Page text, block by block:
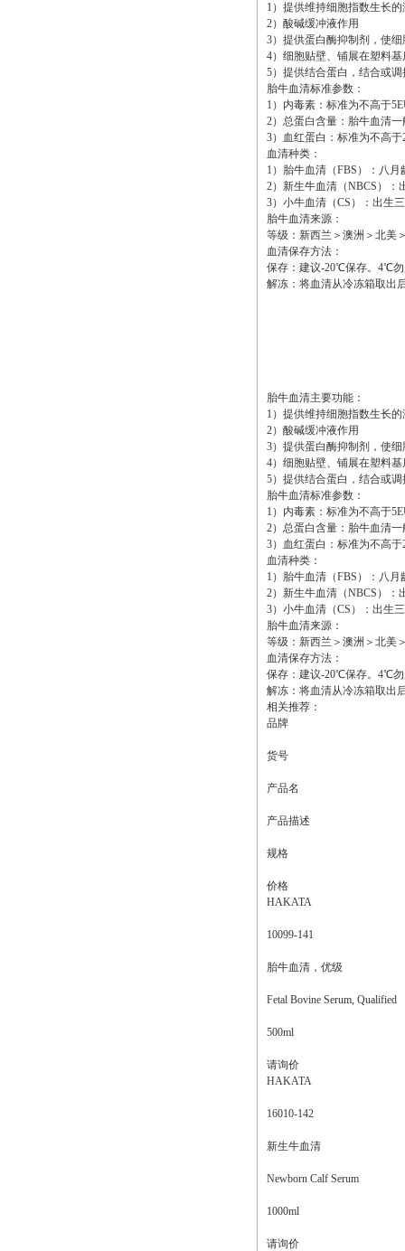
1）提供维持细胞指数生长的
2）酸碱缓冲液作用
3）提供蛋白酶抑制剂，使
4）细胞贴壁、铺展在塑料
5）提供结合蛋白，结合或
胎牛血清标准参数：
1）内毒素：标准为不高于
2）总蛋白含量：胎牛血清一
3）血红蛋白：标准为不高于
血清种类：
1）胎牛血清（FBS）：八
2）新生牛血清（NBCS）：
3）小牛血清（CS）：出生
胎牛血清来源：
等级：新西兰＞澳洲＞北美
血清保存方法：
保存：建议-20℃保存。4℃勿
解冻：将血清从冷冻箱取出
胎牛血清主要功能：
1）提供维持细胞指数生长的
2）酸碱缓冲液作用
3）提供蛋白酶抑制剂，使
4）细胞贴壁、铺展在塑料
5）提供结合蛋白，结合或
胎牛血清标准参数：
1）内毒素：标准为不高于
2）总蛋白含量：胎牛血清一
3）血红蛋白：标准为不高于
血清种类：
1）胎牛血清（FBS）：八
2）新生牛血清（NBCS）：
3）小牛血清（CS）：出生
胎牛血清来源：
等级：新西兰＞澳洲＞北美
血清保存方法：
保存：建议-20℃保存。4℃勿
解冻：将血清从冷冻箱取出
相关推荐：
品牌
货号
产品名
产品描述
规格
价格
HAKATA
10099-141
胎牛血清，优级
Fetal Bovine Serum, Qualified
500ml
请询价
HAKATA
16010-142
新生牛血清
Newborn Calf Serum
1000ml
请询价